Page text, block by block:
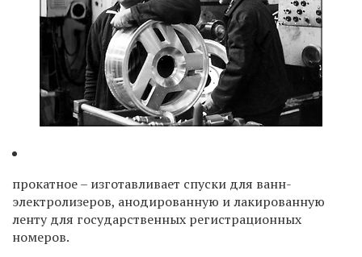
прокатное – изготавливает спуски для ванн-
электролизеров, анодированную и лакированную
ленту для государственных регистрационных
номеров.